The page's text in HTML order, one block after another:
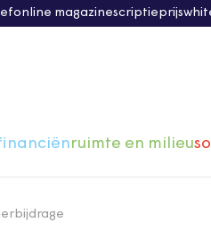
online magazinescriptieprijs
ruimte en milieu